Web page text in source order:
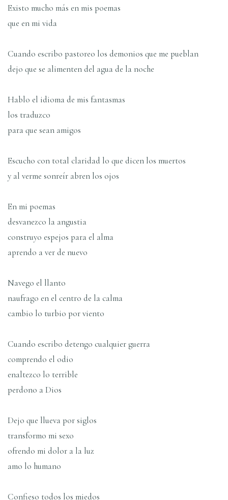
Existo mucho más en mis poemas
que en mi vida
Cuando escribo pastoreo los demonios que me pueblan
dejo que se alimenten del agua de la noche
Hablo el idioma de mis fantasmas
los traduzco
para que sean amigos
Escucho con total claridad lo que dicen los muertos
y al verme sonreí­r abren los ojos
En mi poemas
desvanezco la angustia
construyo espejos para el alma
aprendo a ver de nuevo
Navego el llanto
naufrago en el centro de la calma
cambio lo turbio por viento
Cuando escribo detengo cualquier guerra
comprendo el odio
enaltezco lo terrible
perdono a Dios
Dejo que llueva por siglos
transformo mi sexo
ofrendo mi dolor a la luz
amo lo humano
Confieso todos los miedos